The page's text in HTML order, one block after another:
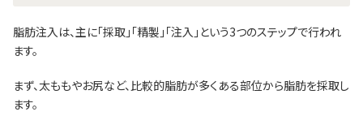
脂肪注入は、主に「採取」「精製」「注入」という3つのステップで行われ
ます。
まず、太ももやお尻など、比較的脂肪が多くある部位から脂肪を採取し
ます。